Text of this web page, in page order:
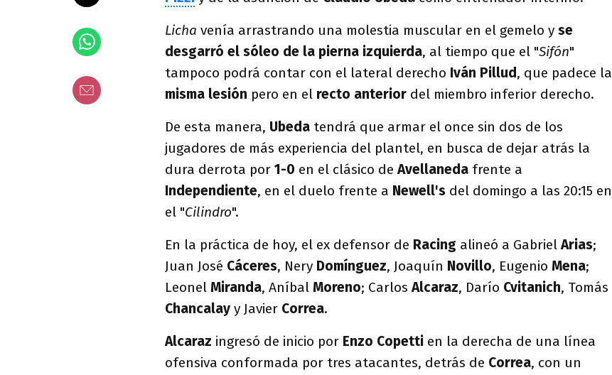
Licha venía arrastrando una molestia muscular en el gemelo y se
desgarró el sóleo de la pierna izquierda, al tiempo que el "Sifón"
tampoco podrá contar con el lateral derecho Iván Pillud, que padece la
misma lesión pero en el recto anterior del miembro inferior derecho.
De esta manera, Ubeda tendrá que armar el once sin dos de los
jugadores de más experiencia del plantel, en busca de dejar atrás la
dura derrota por 1-0 en el clásico deAvellaneda frente a
Independiente, en el duelo frente a Newell's del domingo a las 20:15 en
el "Cilindro".
En la práctica de hoy, el ex defensor de Racing alineó a GabrielArias;
Juan José Cáceres, Nery Domínguez, Joaquín Novillo, Eugenio Mena;
Leonel Miranda, Aníbal Moreno; CarlosAlcaraz, Darío Cvitanich, Tomás
Chancalay y Javier Correa.
Alcaraz ingresó de inicio por Enzo Copetti en la derecha de una línea
ofensiva conformada por tres atacantes, detrás de Correa, con un